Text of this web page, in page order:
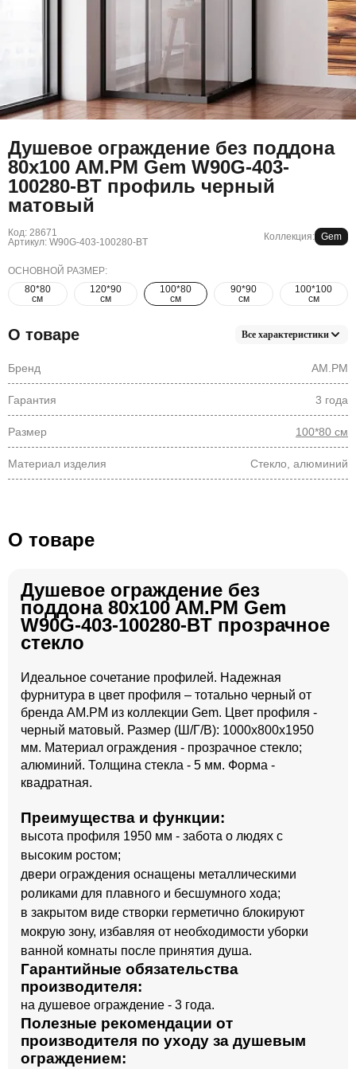
Душевое ограждение без поддона
80x100 AM.PM Gem W90G-403-
100280-BT профиль черный
матовый
Код: 28671
Артикул: W90G-403-100280-BT
Коллекция: Gem
ОСНОВНОЙ РАЗМЕР:
80*80
см
120*90
см
100*80
см
90*90
см
100*100
см
О товаре Все характеристики
Бренд AM.PM
Гарантия 3 года
Размер 100*80 см
Материал изделия Стекло, алюминий
О товаре
Душевое ограждение без
поддона 80x100 AM.PM Gem
W90G-403-100280-BT прозрачное
стекло
Идеальное сочетание профилей. Надежная
фурнитура в цвет профиля – тотально черный от
бренда AM.PM из коллекции Gem. Цвет профиля -
черный матовый. Размер (Ш/Г/В): 1000x800x1950
мм. Материал ограждения - прозрачное стекло;
алюминий. Толщина стекла - 5 мм. Форма -
квадратная.
Преимущества и функции:
высота профиля 1950 мм - забота о людях с
высоким ростом;
двери ограждения оснащены металлическими
роликами для плавного и бесшумного хода;
в закрытом виде створки герметично блокируют
мокрую зону, избавляя от необходимости уборки
ванной комнаты после принятия душа.
Гарантийные обязательства
производителя:
на душевое ограждение - 3 года.
Полезные рекомендации от
производителя по уходу за душевым
ограждением: